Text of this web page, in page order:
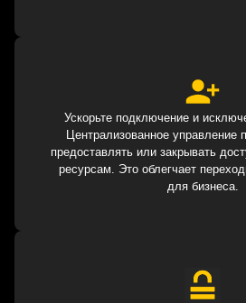
Ускорьте подключение и
Централизованное управление
предоставлять или закрывать
ресурсам. Это облегчает
для бизнеса.